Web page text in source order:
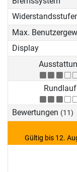
Max.
Display
Rundlauf
Bewertungen (11)
Gültig bis 12.